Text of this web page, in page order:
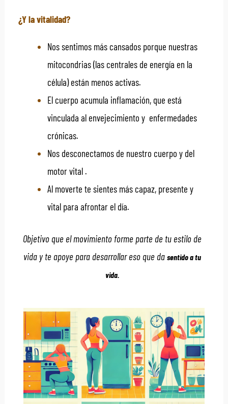
¿Y la vitalidad?
Nos sentimos más cansados porque nuestras
mitocondrias (las centrales de energía en la
célula) están menos activas.
El cuerpo acumula inflamación, que está
vinculada al envejecimiento y enfermedades
crónicas.
Nos desconectamos de nuestro cuerpo y del
motor vital .
Al moverte te sientes más capaz, presente y
vital para afrontar el día.
Objetivo que el movimiento forme parte de tu estilo de
vida y te apoye para desarrollar eso que da sentido a tu
vida.